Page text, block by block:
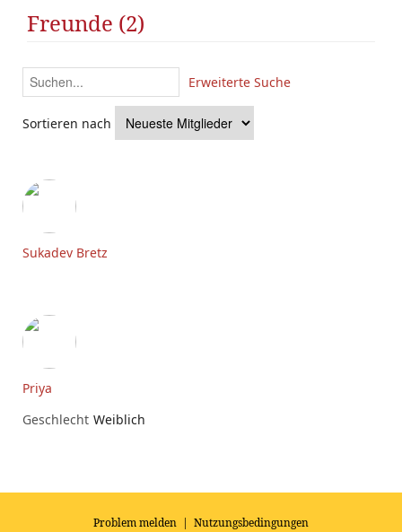
Freunde (2)
Sortieren nach
Erweiterte Suche
Sukadev Bretz
Priya
Geschlecht Weiblich
Problem melden | Nutzungsbedingungen